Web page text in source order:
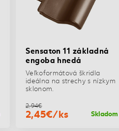
Sensaton 11 základná
engoba hnedá
Veľkoformátová škridla
ideálna na strechy s nízkym
sklonom.
2,94€
2,45€/ks Skladom